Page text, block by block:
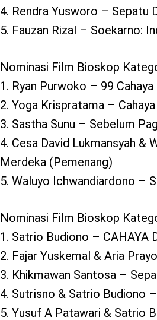
4. Rendra Yusworo – Sepatu
5. Fauzan Rizal – Soekarno:
Nominasi Film Bioskop
1. Ryan Purwoko – 99
2. Yoga Krispratama –
3. Sastha Sunu – Sebelum
4. Cesa David Lukmansyah &
Merdeka (Pemenang)
5. Waluyo Ichwandiardono –
Nominasi Film Bioskop
1. Satrio Budiono – CAHAYA
2. Fajar Yuskemal & Aria
3. Khikmawan Santosa –
4. Sutrisno & Satrio Budiono
5. Yusuf A Patawari & Satrio